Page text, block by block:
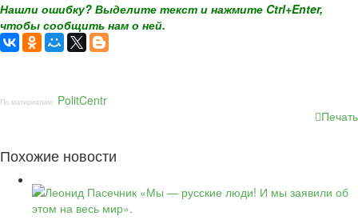
Нашли ошибку? Выделите текст и нажмите Ctrl+Enter,
чтобы сообщить нам о ней.
По материалам: PolitCentr
Печать
Похожие новости